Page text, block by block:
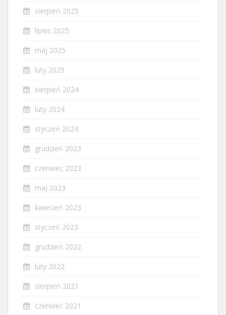
sierpień 2025
lipiec 2025
maj 2025
luty 2025
sierpień 2024
luty 2024
styczeń 2024
grudzień 2023
czerwiec 2023
maj 2023
kwiecień 2023
styczeń 2023
grudzień 2022
luty 2022
sierpień 2021
czerwiec 2021